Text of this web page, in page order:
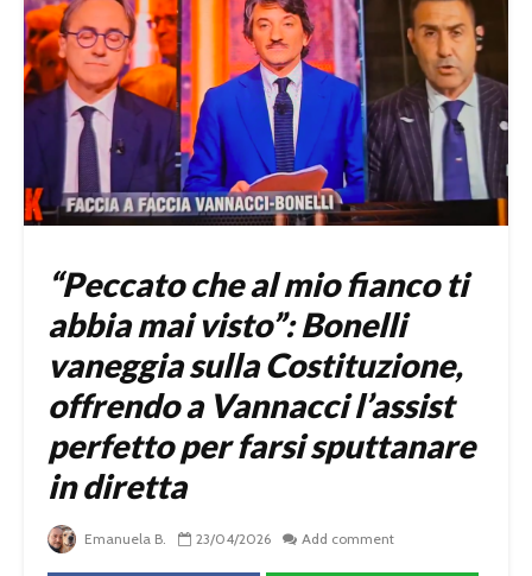
“Peccato che al mio fianco ti
abbia mai visto”: Bonelli
vaneggia sulla Costituzione,
offrendo a Vannacci l’assist
perfetto per farsi sputtanare
in diretta
Emanuela B. 23/04/2026 Add comment